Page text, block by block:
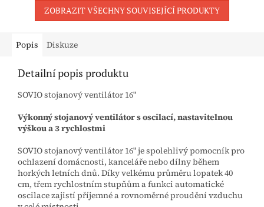
ZOBRAZIT VŠECHNY SOUVISEJÍCÍ PRODUKTY
Popis Diskuze
Detailní popis produktu
SOVIO stojanový ventilátor 16"
Výkonný stojanový ventilátor s oscilací, nastavitelnou
výškou a 3 rychlostmi
SOVIO stojanový ventilátor 16" je spolehlivý pomocník pro
ochlazení domácnosti, kanceláře nebo dílny během
horkých letních dnů. Díky velkému průměru lopatek 40
cm, třem rychlostním stupňům a funkci automatické
oscilace zajistí příjemné a rovnoměrné proudění vzduchu